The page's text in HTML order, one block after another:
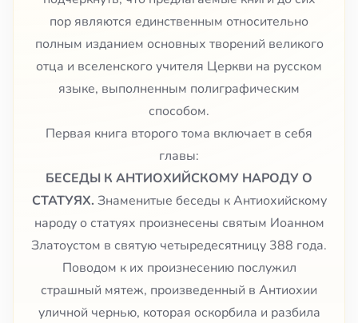
пор являются единственным относительно
полным изданием основных творений великого
отца и вселенского учителя Церкви на русском
языке, выполненным полиграфическим
способом.
Первая книга второго тома включает в себя
главы:
БЕСЕДЫ К АНТИОХИЙСКОМУ НАРОДУ О
СТАТУЯХ. Знаменитые беседы к Антиохийскому
народу о статуях произнесены святым Иоанном
Златоустом в святую четыредесятницу 388 года.
Поводом к их произнесению послужил
страшный мятеж, произведенный в Антиохии
уличной чернью, которая оскорбила и разбила